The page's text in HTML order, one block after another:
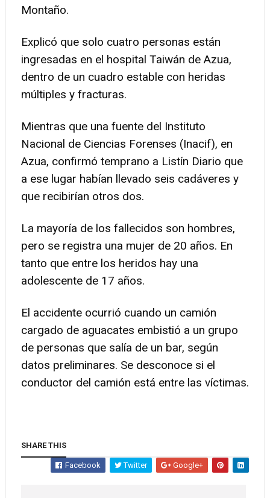
Montaño.
Explicó que solo cuatro personas están
ingresadas en el hospital Taiwán de Azua,
dentro de un cuadro estable con heridas
múltiples y fracturas.
Mientras que una fuente del Instituto
Nacional de Ciencias Forenses (Inacif), en
Azua, confirmó temprano a Listín Diario que
a ese lugar habían llevado seis cadáveres y
que recibirían otros dos.
La mayoría de los fallecidos son hombres,
pero se registra una mujer de 20 años. En
tanto que entre los heridos hay una
adolescente de 17 años.
El accidente ocurrió cuando un camión
cargado de aguacates embistió a un grupo
de personas que salía de un bar, según
datos preliminares. Se desconoce si el
conductor del camión está entre las víctimas.
SHARE THIS
Facebook Twitter Google+